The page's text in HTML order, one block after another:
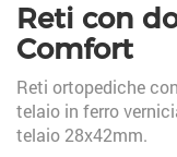
Reti con
Comfort
Reti ortopediche
telaio in ferro
telaio 28x42mm.